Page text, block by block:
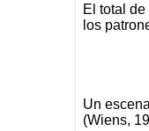
El total
los
Un
(Wiens,